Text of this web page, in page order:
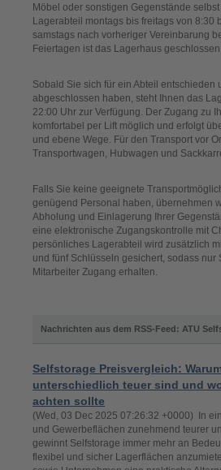
Möbel oder sonstigen Gegenstände
Lagerabteil montags bis freitags von 8:30
samstags nach vorheriger Vereinbarung
Feiertagen ist das Lagerhaus geschlossen.
Sobald Sie sich für ein Abteil entschieden
abgeschlossen haben, steht Ihnen das
22:00 Uhr zur Verfügung. Der Zugang zu
komfortabel per Lift möglich und erfolgt
und ebene Wege. Für den Transport vor
Transportwagen, Hubwagen und
Falls Sie keine geeignete
genügend Personal haben, übernehmen
Abholung und Einlagerung Ihrer
eine elektronische Zugangskontrolle mit
persönliches Lagerabteil wird zusätzlich
und fünf Schlüsseln gesichert, sodass nur
Mitarbeiter Zugang erhalten.
Nachrichten aus dem RSS-Feed: ATU
Selfstorage Preisvergleich:
unterschiedlich teuer sind und
achten sollte
(Wed, 03 Dec 2025 07:26:32 +0000) In
und Gewerbeflächen zunehmend teurer
gewinnt Selfstorage immer mehr an
flexibel und sicher Lagerflächen